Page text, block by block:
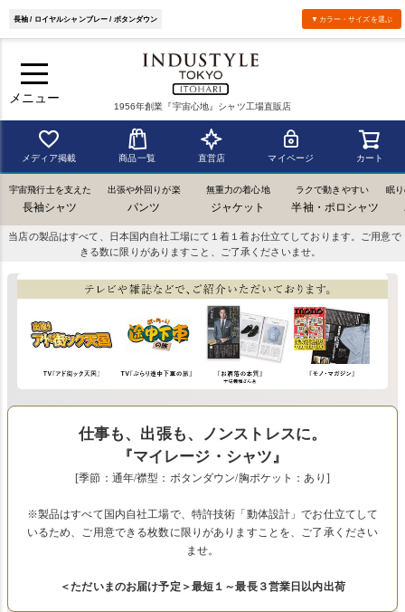
メニュー
1956年創業『宇宙心地』シャツ工場直販店
メディア掲載 商品一覧 直営店 マイページ カート
宇宙飛行士を支えた
長袖シャツ
出張や外回りが楽
パンツ
無重力の着心地
ジャケット
ラクで動きやすい
半袖・ポロシャツ
眠
当店の製品はすべて、日本国内自社工場にて１着１着お仕立てしております。ご用意で
きる数に限りがありますこと、ご了承くださいませ。
長袖 / ロイヤルシャンブレー / ボタンダウン ▼カラー・サイズを選ぶ
仕事も、出張も、ノンストレスに。
『マイレージ・シャツ』
[季節：通年/襟型：ボタンダウン/胸ポケット：あり]
※製品はすべて国内自社工場で、特許技術「動体設計」でお仕立てして
いるため、ご用意できる枚数に限りがありますことを、ご了承ください
ませ。
＜ただいまのお届け予定＞最短１～最長３営業日以内出荷